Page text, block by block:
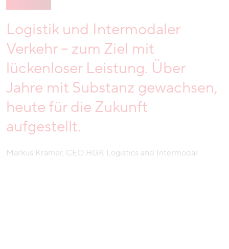
Logistik und Intermodaler
Verkehr – zum Ziel mit
lückenloser Leistung. Über
Jahre mit Substanz gewachsen,
heute für die Zukunft
aufgestellt.
Markus Krämer, CEO HGK Logistics and Intermodal